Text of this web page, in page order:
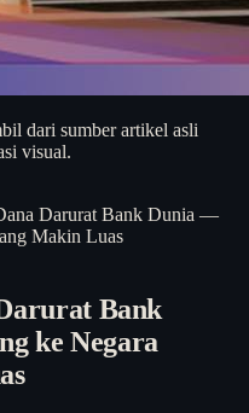
dari sumber artikel asli
visual.
Darurat Bank Dunia —
Makin Luas
Bank
ke Negara